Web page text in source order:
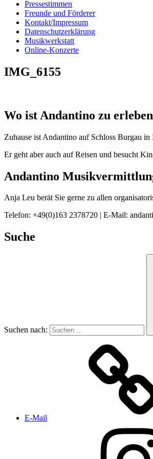
Pressestimmen
Freunde und Förderer
Kontakt/Impressum
Datenschutzerklärung
Musikwerkstatt
Online-Konzerte
IMG_6155
Wo ist Andantino zu
Zuhause ist Andantino auf Schloss Burgau in
Er geht aber auch auf Reisen und besucht
Andantino
Anja Leu berät Sie gerne zu allen
Telefon: +49(0)163 2378720 | E-Mail:
Suche
Suchen nach:
E-Mail